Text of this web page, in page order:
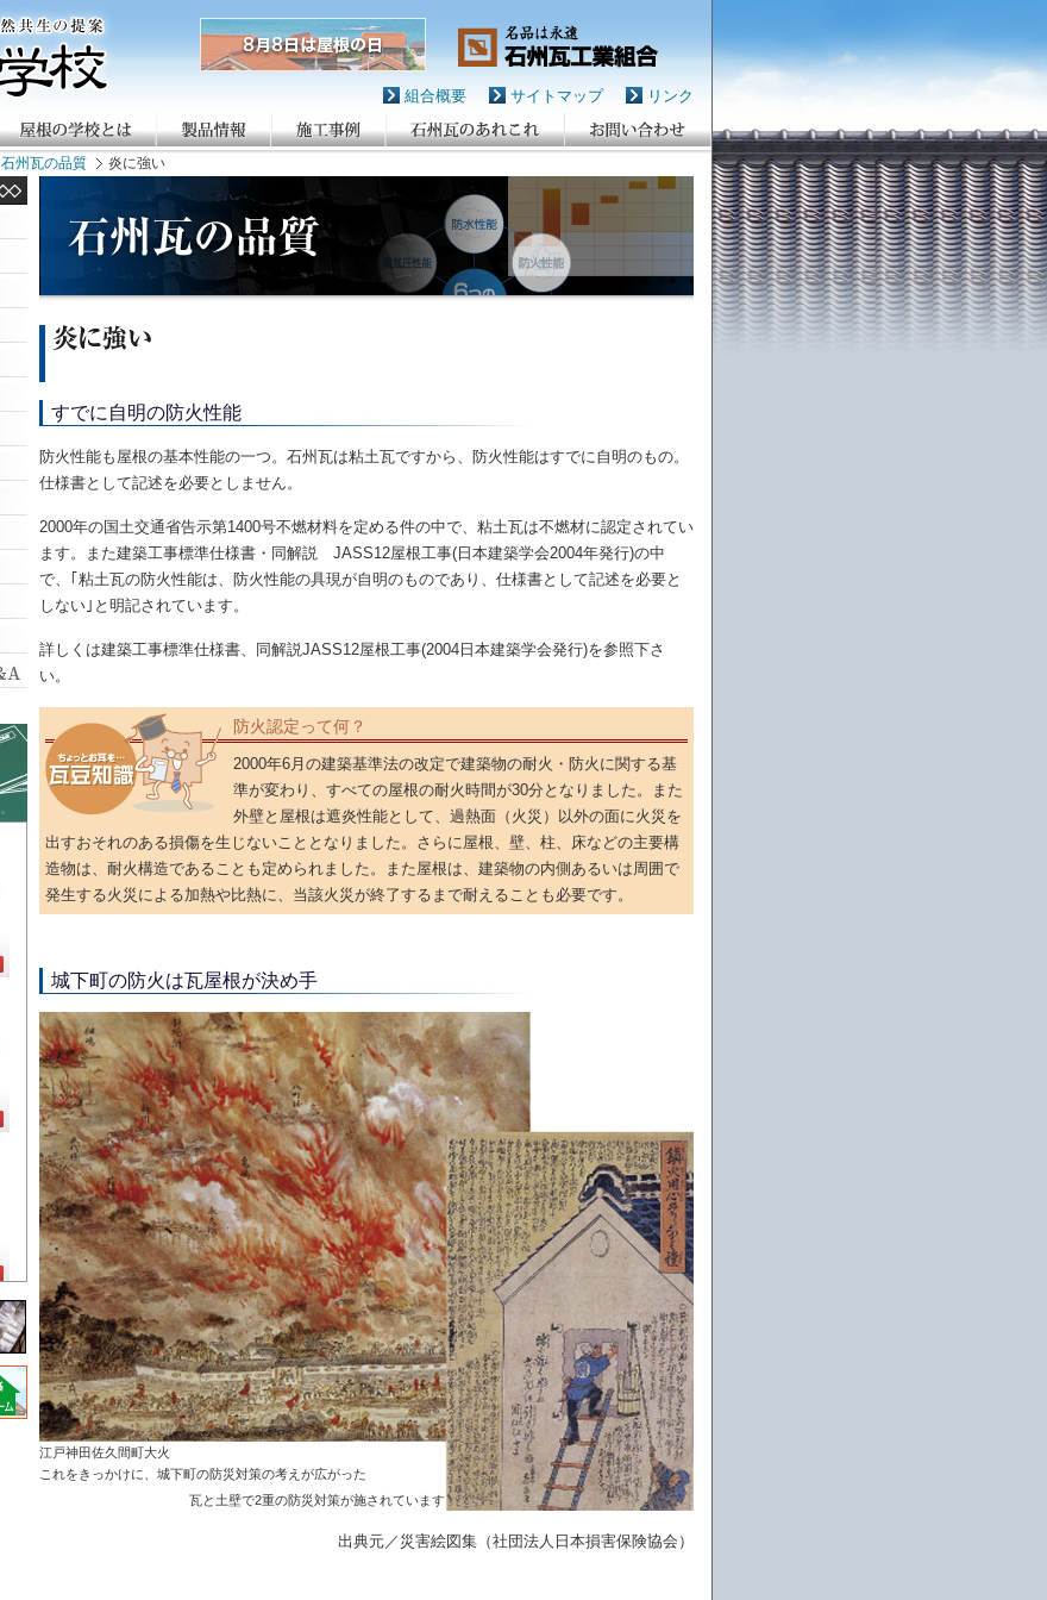
組合概要 サイトマップ リンク
石州瓦の品質 炎に強い
すでに自明の防火性能
防火性能も屋根の基本性能の一つ。石州瓦は粘土瓦ですから、防火性能はすでに自明のもの。
仕様書として記述を必要としません。
2000年の国土交通省告示第1400号不燃材料を定める件の中で、粘土瓦は不燃材に認定されてい
ます。また建築工事標準仕様書・同解説 JASS12屋根工事(日本建築学会2004年発行)の中
で、｢粘土瓦の防火性能は、防火性能の具現が自明のものであり、仕様書として記述を必要と
しない｣と明記されています。
詳しくは建築工事標準仕様書、同解説JASS12屋根工事(2004日本建築学会発行)を参照下さ
い。
防火認定って何？
2000年6月の建築基準法の改定で建築物の耐火・防火に関する基
準が変わり、すべての屋根の耐火時間が30分となりました。また
外壁と屋根は遮炎性能として、過熱面（火災）以外の面に火災を
出すおそれのある損傷を生じないこととなりました。さらに屋根、壁、柱、床などの主要構
造物は、耐火構造であることも定められました。また屋根は、建築物の内側あるいは周囲で
発生する火災による加熱や比熱に、当該火災が終了するまで耐えることも必要です。
城下町の防火は瓦屋根が決め手
江戸神田佐久間町大火
これをきっかけに、城下町の防災対策の考えが広がった
瓦と土壁で2重の防災対策が施されています
出典元／災害絵図集（社団法人日本損害保険協会）